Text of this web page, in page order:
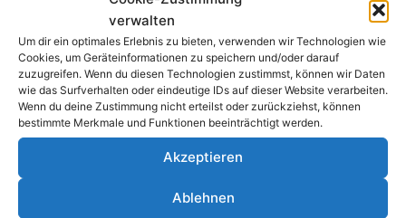
verwalten
Um dir ein optimales Erlebnis zu bieten, verwenden wir Technologien wie
Cookies, um Geräteinformationen zu speichern und/oder darauf
zuzugreifen. Wenn du diesen Technologien zustimmst, können wir Daten
wie das Surfverhalten oder eindeutige IDs auf dieser Website verarbeiten.
Wenn du deine Zustimmung nicht erteilst oder zurückziehst, können
bestimmte Merkmale und Funktionen beeinträchtigt werden.
Akzeptieren
Ablehnen
Zum Kalender hinzufügen